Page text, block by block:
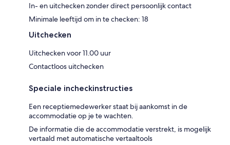
In- en uitchecken zonder direct persoonlijk contact
Minimale leeftijd om in te checken: 18
Uitchecken
Uitchecken voor 11.00 uur
Contactloos uitchecken
Speciale incheckinstructies
Een receptiemedewerker staat bij aankomst in de
accommodatie op je te wachten.
De informatie die de accommodatie verstrekt, is mogelijk
vertaald met automatische vertaaltools